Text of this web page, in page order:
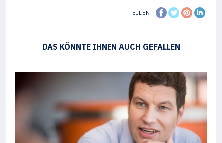
TEILEN
DAS KÖNNTE IHNEN AUCH GEFALLEN